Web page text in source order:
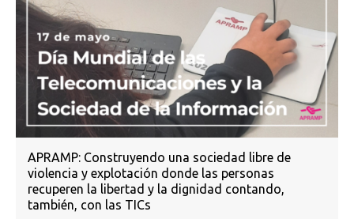
APRAMP: Construyendo una sociedad libre de
violencia y explotación donde las personas
recuperen la libertad y la dignidad contando,
también, con las TICs